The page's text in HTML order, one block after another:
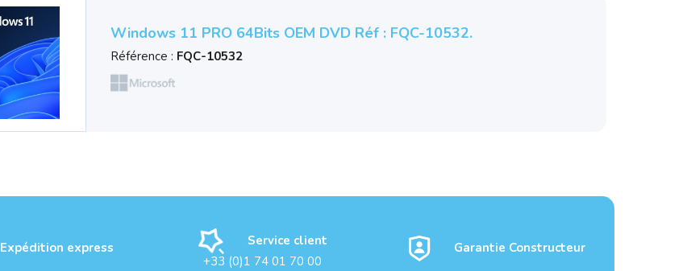
Windows 11 PRO 64Bits OEM DVD Réf : FQC-10532.
Référence : FQC-10532
Expédition express
Service client
+33 (0)1 74 01 70 00
Garantie Constructeur